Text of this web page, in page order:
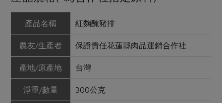
產品名稱 紅麴醃豬排
農友/生產者 保證責任花蓮縣肉品運銷合作社
產地/原產地 台灣
淨重/數量 300公克